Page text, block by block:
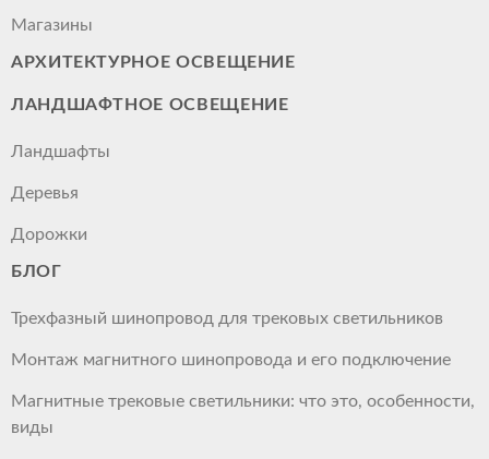
Магазины
АРХИТЕКТУРНОЕ ОСВЕЩЕНИЕ
ЛАНДШАФТНОЕ ОСВЕЩЕНИЕ
Ландшафты
Деревья
Дорожки
БЛОГ
Трехфазный шинопровод для трековых светильников
Монтаж магнитного шинопровода и его подключение
Магнитные трековые светильники: что это, особенности,
виды